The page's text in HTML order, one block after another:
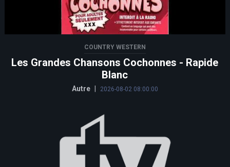
COUNTRY WESTERN
Les Grandes Chansons Cochonnes - Rapide
Blanc
Autre 2026-08-02 08:00:00